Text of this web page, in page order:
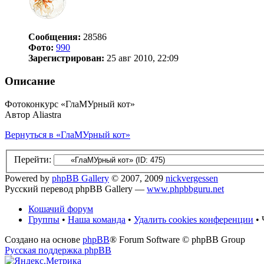
Сообщения: 28586
Фото: 990
Зарегистрирован: 25 авг 2010, 22:09
Описание
Фотоконкурс «ГлаМУрный кот»
Автор Aliastra
Вернуться в «ГлаМУрный кот»
Перейти:
Powered by phpBB Gallery © 2007, 2009 nickvergessen
Русский перевод phpBB Gallery — www.phpbbguru.net
Кошачий форум
Группы • Наша команда • Удалить cookies конференции •
Создано на основе phpBB® Forum Software © phpBB Group
Русская поддержка phpBB